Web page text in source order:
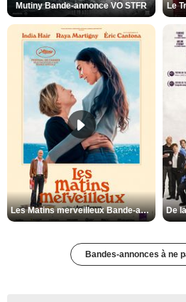
Mutiny Bande-annonce VO STFR Le
Les Matins merveilleux Bande-annonce VF
Bandes-annonces à ne